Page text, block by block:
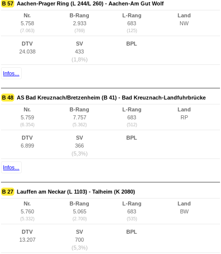
B 57 Aachen-Prager Ring (L 244/L 260) - Aachen-Am Gut Wolf
Nr.
5.758
(7.063)
B-Rang
2.933
(769)
L-Rang
683
(125)
Land
NW
DTV
24.038
SV
433
(1,8%)
BPL
Infos...
B 48 AS Bad Kreuznach/Bretzenheim (B 41) - Bad Kreuznach-Landfuhrbrücke
Nr.
5.759
(6.354)
B-Rang
7.757
(5.362)
L-Rang
683
(512)
Land
RP
DTV
6.899
SV
366
(5,3%)
BPL
Infos...
B 27 Lauffen am Neckar (L 1103) - Talheim (K 2080)
Nr.
5.760
(5.332)
B-Rang
5.065
(2.700)
L-Rang
683
(535)
Land
BW
DTV
13.207
SV
700
(5,3%)
BPL